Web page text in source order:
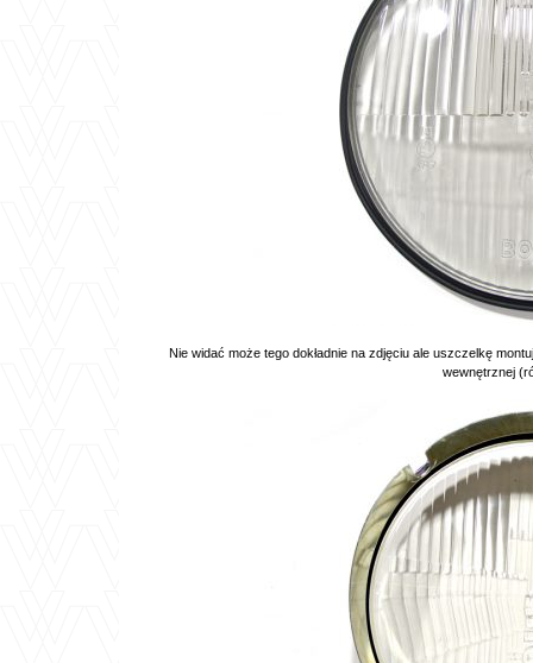
Nie widać może tego dokładnie na zdjęciu ale uszczelkę
wewnętrznej